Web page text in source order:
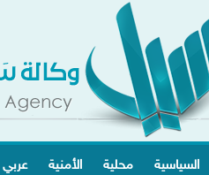
السياسية محلية الأمنية